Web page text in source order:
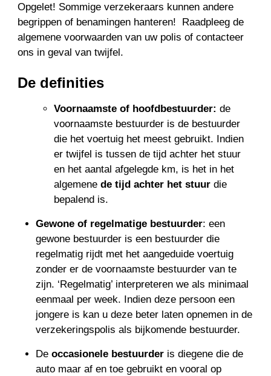
Opgelet! Sommige verzekeraars kunnen andere
begrippen of benamingen hanteren! Raadpleeg de
algemene voorwaarden van uw polis of contacteer
ons in geval van twijfel.
De definities
Voornaamste of hoofdbestuurder: de
voornaamste bestuurder is de bestuurder
die het voertuig het meest gebruikt. Indien
er twijfel is tussen de tijd achter het stuur
en het aantal afgelegde km, is het in het
algemene de tijd achter het stuur  die
bepalend is.
Gewone of regelmatige bestuurder: een
gewone bestuurder is een bestuurder die
regelmatig rijdt met het aangeduide voertuig
zonder er de voornaamste bestuurder van te
zijn. ‘Regelmatig’ interpreteren we als minimaal
eenmaal per week. Indien deze persoon een
jongere is kan u deze beter laten opnemen in de
verzekeringspolis als bijkomende bestuurder.
Deoccasionele bestuurder is diegene die de
auto maar af en toe gebruikt en vooral op